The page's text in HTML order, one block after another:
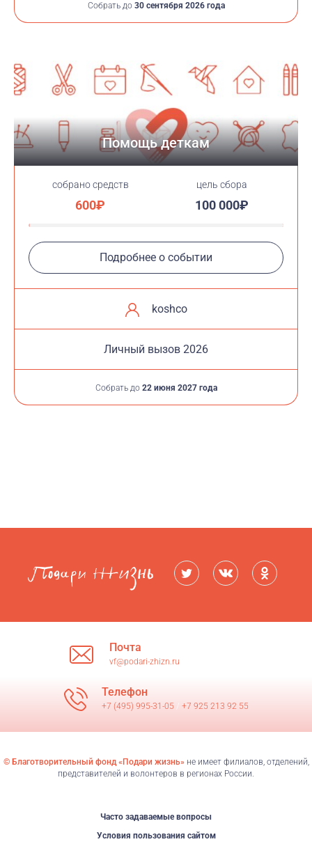
Собрать до 30 сентября 2026 года
Помощь деткам
cобрано средств
600₽
цель сбора
100 000₽
Подробнее о событии
koshco
Личный вызов 2026
Собрать до 22 июня 2027 года
Почта
vf@podari-zhizn.ru
Телефон
+7 (495) 995-31-05 +7 925 213 92 55
© Благотворительный фонд «Подари жизнь»не имеет филиалов, отделений,
представителей и волонтеров в регионах России.
Часто задаваемые вопросы
Условия пользования сайтом